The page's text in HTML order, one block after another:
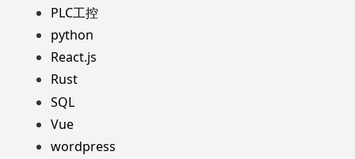
PLC工控
python
React.js
Rust
SQL
Vue
wordpress